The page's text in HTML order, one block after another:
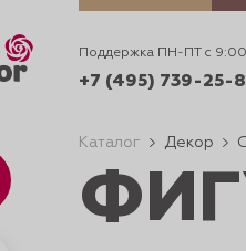
Поддержка ПН-ПТ с
+7 (495) 739-25-
+7 (495) 739-
+7 (495) 739-
Каталог
Каталог Декор